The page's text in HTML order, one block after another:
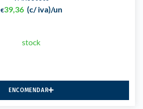
€39,36 (c/ iva)/un
stock
ENCOMENDAR